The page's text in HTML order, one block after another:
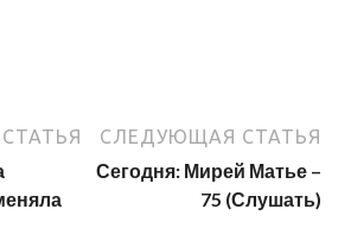
СЛЕДУЮЩАЯ СТАТЬЯ
Сегодня: Мирей Матье –
75 (Слушать)